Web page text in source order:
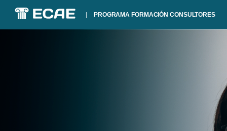
PROGRAMA FORMACIÓN CONSULTORES